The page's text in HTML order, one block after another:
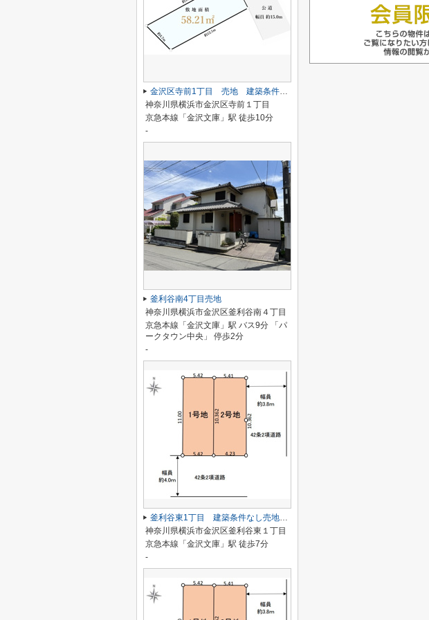
金沢区寺前1丁目 売地 建築条件なし
神奈川県横浜市金沢区寺前１丁目
京急本線「金沢文庫」駅 徒歩10分
-
釜利谷南4丁目売地
神奈川県横浜市金沢区釜利谷南４丁目
京急本線「金沢文庫」駅 バス9分 「パ
ークタウン中央」 停歩2分
-
釜利谷東1丁目 建築条件なし売地 2号地
神奈川県横浜市金沢区釜利谷東１丁目
京急本線「金沢文庫」駅 徒歩7分
-